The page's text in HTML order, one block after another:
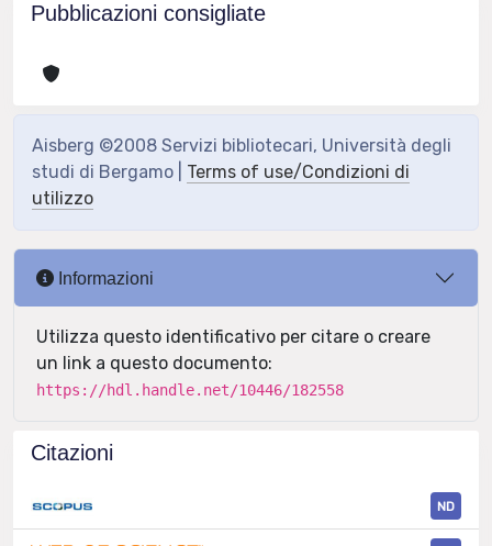
Pubblicazioni consigliate
Aisberg ©2008 Servizi bibliotecari, Università degli
studi di Bergamo | Terms of use/Condizioni di
utilizzo
Informazioni
Utilizza questo identificativo per citare o creare
un link a questo documento:
https://hdl.handle.net/10446/182558
Citazioni
ND